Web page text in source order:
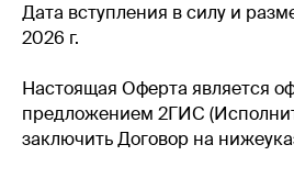
Дата вступления в силу и
2026 г.
Настоящая Оферта является
предложением 2ГИС
заключить Договор на